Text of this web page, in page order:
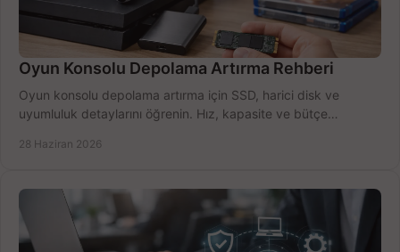
Oyun Konsolu Depolama Artırma Rehberi
Oyun konsolu depolama artırma için SSD, harici disk ve
uyumluluk detaylarını öğrenin. Hız, kapasite ve bütçe
28 Haziran 2026